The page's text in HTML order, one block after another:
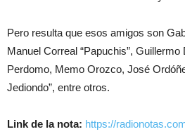
Pero resulta que esos amigos son
Manuel Correal “Papuchis”,
Perdomo, Memo Orozco, José
Jediondo”, entre otros.
Link de la nota: https://